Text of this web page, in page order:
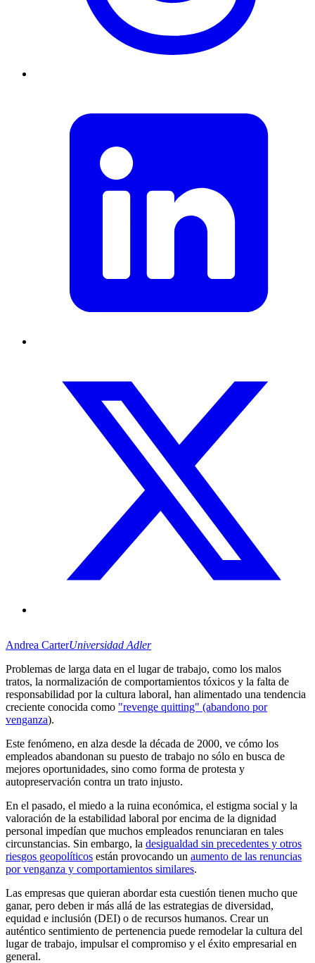
Andrea CarterUniversidad Adler
Problemas de larga data en el lugar de trabajo, como los malos
tratos, la normalización de comportamientos tóxicos y la falta de
responsabilidad por la cultura laboral, han alimentado una tendencia
creciente conocida como "revenge quitting" (abandono por
venganza).
Este fenómeno, en alza desde la década de 2000, ve cómo los
empleados abandonan su puesto de trabajo no sólo en busca de
mejores oportunidades, sino como forma de protesta y
autopreservación contra un trato injusto.
En el pasado, el miedo a la ruina económica, el estigma social y la
valoración de la estabilidad laboral por encima de la dignidad
personal impedían que muchos empleados renunciaran en tales
circunstancias. Sin embargo, la desigualdad sin precedentes y otros
riesgos geopolíticos están provocando un aumento de las renuncias
por venganza y comportamientos similares.
Las empresas que quieran abordar esta cuestión tienen mucho que
ganar, pero deben ir más allá de las estrategias de diversidad,
equidad e inclusión (DEI) o de recursos humanos. Crear un
auténtico sentimiento de pertenencia puede remodelar la cultura del
lugar de trabajo, impulsar el compromiso y el éxito empresarial en
general.